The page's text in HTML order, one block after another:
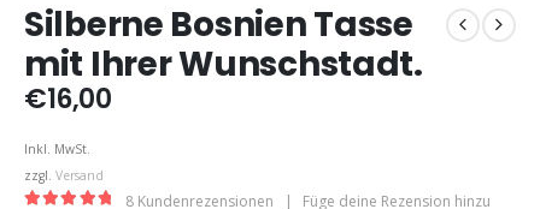
Silberne Bosnien Tasse
mit Ihrer Wunschstadt.
€16,00
Inkl. MwSt.
zzgl. Versand
8 Kundenrezensionen | Füge deine Rezension hinzu